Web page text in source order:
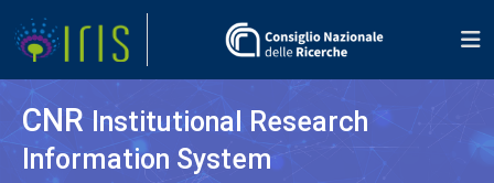
CNR Institutional Research
Information System